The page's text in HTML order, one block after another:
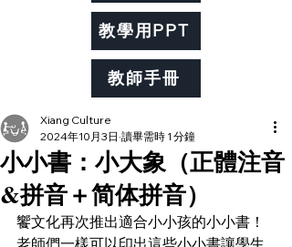
教學用PPT
教師手冊
小小書：小大象（正體注音
&拼音＋简体拼音）
Xiang Culture
2024年10月3日 讀畢需時 1 分鐘
饗文化再次推出適合小小孩的小小書！
老師們一樣可以印出這些小小書讓學生